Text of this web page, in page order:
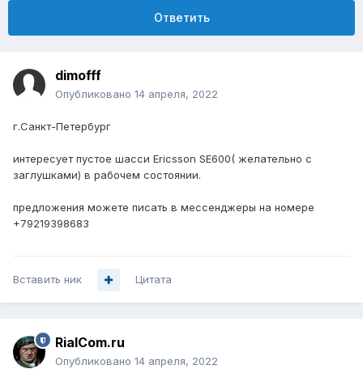
Ответить
dimofff
Опубликовано 14 апреля, 2022
г.Санкт-Петербург
интересует пустое шасси Ericsson SE600( желательно с
заглушками) в рабочем состоянии.
предложения можете писать в мессенджеры на номере
+79219398683
Вставить ник Цитата
RialCom.ru
Опубликовано 14 апреля, 2022